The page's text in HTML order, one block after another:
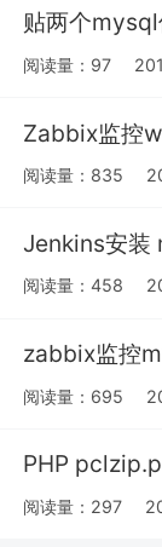
贴两个
阅读量：97
Zabbix监控
阅读量：835
Jenkins安装
阅读量：458
zabbix监控
阅读量：695
PHP
阅读量：297